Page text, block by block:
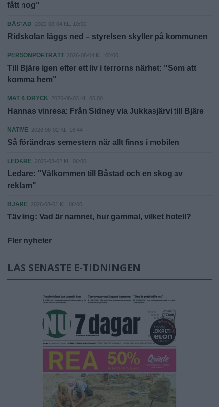
fått nog"
BÅSTAD 2026-08-04 KL. 10:56
Ridskolan läggs ned – styrelsen skyller på kommunen
PERSONPORTRÄTT 2026-08-04 KL. 06:00
Till Bjäre igen efter ett liv i terrorns närhet: "Som att
komma hem"
MAT & DRYCK 2026-08-03 KL. 06:00
Hannas vinresa: Från Sidney via Jukkasjärvi till Bjäre
NATIVE 2026-08-02 KL. 16:44
Så förändras semestern när allt finns i mobilen
LEDARE 2026-08-02 KL. 06:00
Ledare: "Välkommen till Båstad och en skog av
reklam"
BJÄRE 2026-08-01 KL. 06:00
Tävling: Vad är namnet, hur gammal, vilket hotell?
Fler nyheter
LÄS SENASTE E-TIDNINGEN